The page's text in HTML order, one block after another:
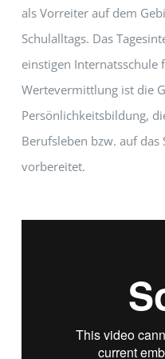
als Vorreiter auf dem
Schulalltags. Das
einstigen Internatsschule
Wertevermittlung ist die
Persönlichkeitsbildung,
Berufsleben bzw. auf
vorbereitet.